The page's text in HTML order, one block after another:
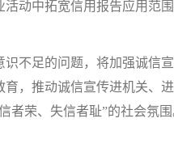
动中拓宽信用报告应用范
足的问题，将加强诚信
，推动诚信宣传进机关、
者荣、失信者耻”的社会氛